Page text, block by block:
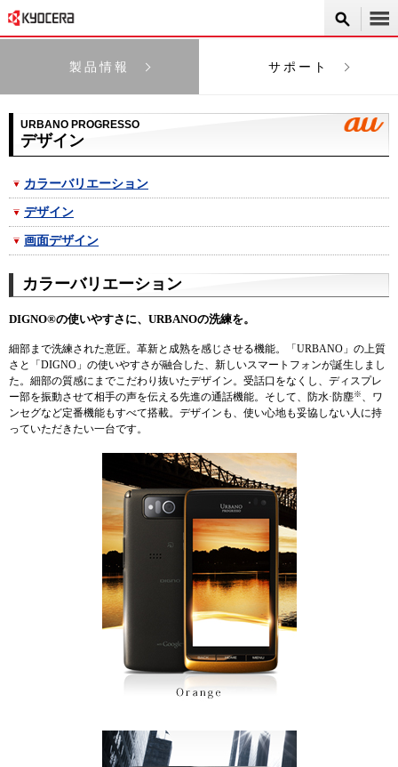
製品情報 サポート
URBANO PROGRESSO
デザイン
カラーバリエーション
デザイン
画面デザイン
カラーバリエーション
DIGNO®の使いやすさに、URBANOの洗練を。
細部まで洗練された意匠。革新と成熟を感じさせる機能。「URBANO」の上質
さと「DIGNO」の使いやすさが融合した、新しいスマートフォンが誕生しまし
た。細部の質感にまでこだわり抜いたデザイン。受話口をなくし、ディスプレ
ー部を振動させて相手の声を伝える先進の通話機能。そして、防水·防塵※ 、ワ
ンセグなど定番機能もすべて搭載。デザインも、使い心地も妥協しない人に持
っていただきたい一台です。